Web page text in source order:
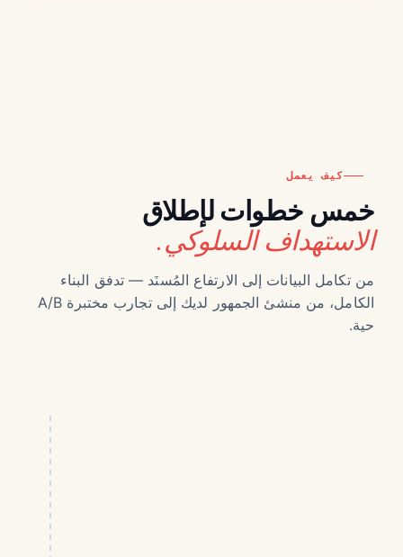
كيف يعمل
خمس خطوات لإطلاق
الاستهداف السلوكي.
من تكامل البيانات إلى الارتفاع المُسنَد — تدفق البناء
الكامل، من منشئ الجمهور لديك إلى تجارب مختبرة A/B
حية.